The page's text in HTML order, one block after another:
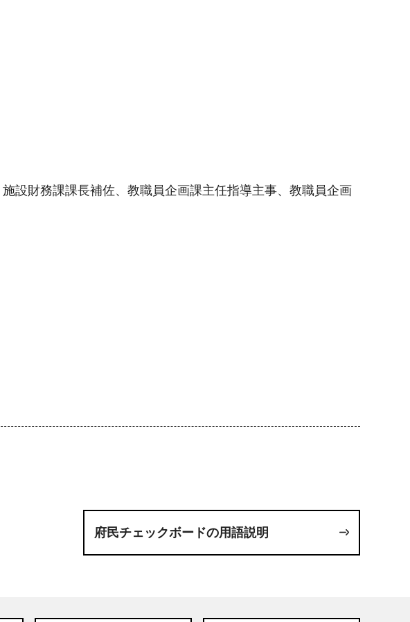
設財務課課長補佐、教職員企画課主任指導主事、教職員企画
府民チェックボードの用語説明